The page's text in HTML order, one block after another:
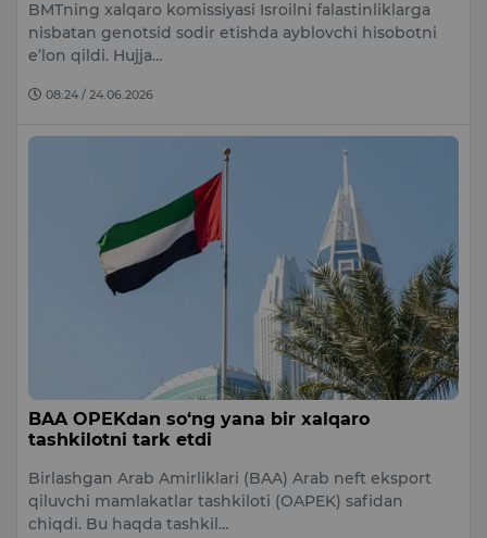
BMTning xalqaro komissiyasi Isroilni falastinliklarga
nisbatan genotsid sodir etishda ayblovchi hisobotni
e’lon qildi. Hujja…
08:24 / 24.06.2026
BAA OPEKdan so‘ng yana bir xalqaro
tashkilotni tark etdi
Birlashgan Arab Amirliklari (BAA) Arab neft eksport
qiluvchi mamlakatlar tashkiloti (OAPEK) safidan
chiqdi. Bu haqda tashkil…